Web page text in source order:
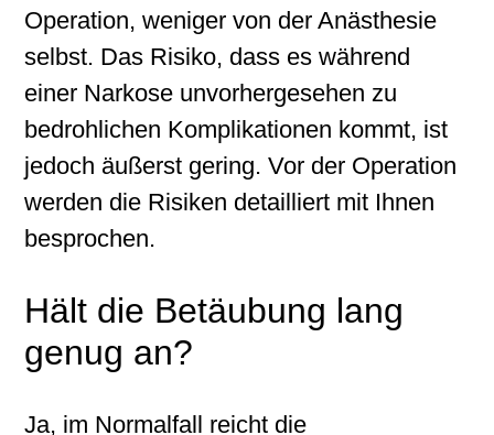
Operation, weniger von der Anästhesie
selbst. Das Risiko, dass es während
einer Narkose unvorhergesehen zu
bedrohlichen Komplikationen kommt, ist
jedoch äußerst gering. Vor der Operation
werden die Risiken detailliert mit Ihnen
besprochen.
Hält die Betäubung lang
genug an?
Ja, im Normalfall reicht die